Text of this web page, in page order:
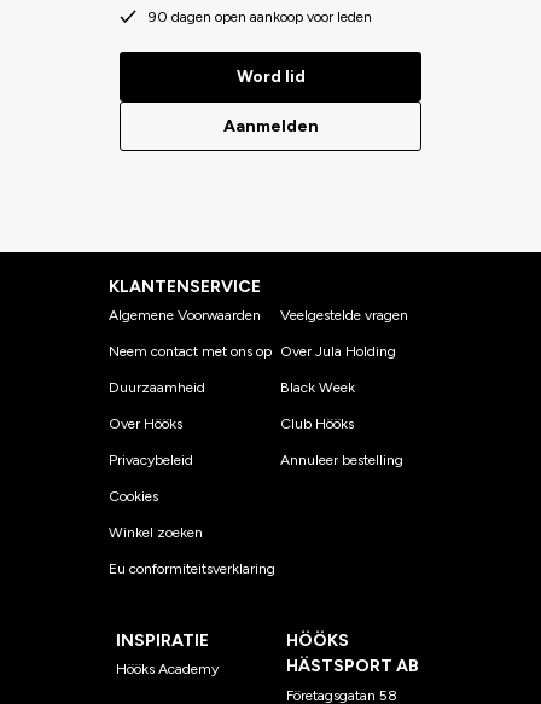
90 dagen open aankoop voor leden
Word lid
Aanmelden
KLANTENSERVICE
Algemene Voorwaarden
Neem contact met ons op
Duurzaamheid
Over Hööks
Privacybeleid
Cookies
Winkel zoeken
Eu conformiteitsverklaring
Veelgestelde vragen
Over Jula Holding
Black Week
Club Hööks
Annuleer bestelling
INSPIRATIE
Hööks Academy
HÖÖKS
HÄSTSPORT AB
Företagsgatan 58